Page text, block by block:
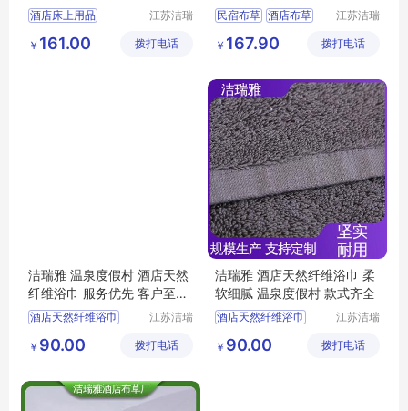
酒店床上用品
酒店睡袍
江苏洁瑞
有限公司
￥ 161.00 拨打电话
洁瑞雅
民宿布草 酒店布草
宾馆布草
客房布草
江苏洁瑞
有限公司
￥ 167.90 拨打电话
洁瑞雅 温泉度假村 酒店天然
纤维浴巾 服务优先 客户至上
吸水柔软
酒店天然纤维浴巾
民宿布草 宾馆浴巾
江苏洁瑞
有限公司
￥ 90.00 拨打电话
洁瑞雅 酒店天然纤维浴巾 柔
软细腻 温泉度假村 款式齐全
酒店天然纤维浴巾
客房布草 酒店浴巾
江苏洁瑞
有限公司
￥ 90.00 拨打电话